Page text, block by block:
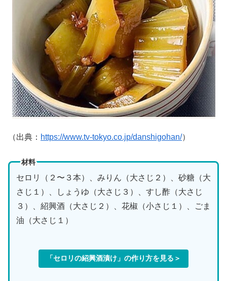
（出典： https://www.tv-tokyo.co.jp/danshigohan/）
材料
セロリ（２〜３本）、みりん（大さじ２）、砂糖（大
さじ１）、しょうゆ（大さじ３）、すし酢（大さじ
３）、紹興酒（大さじ２）、花椒（小さじ１）、ごま
油（大さじ１）
「セロリの紹興酒漬け 」の作り方を見る＞